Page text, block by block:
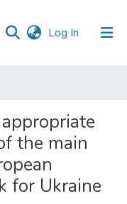
Log In (current)
the main
for Ukraine